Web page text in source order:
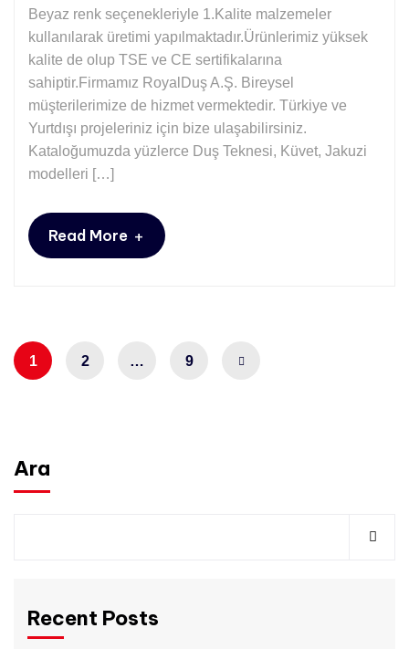
Beyaz renk seçenekleriyle 1.Kalite malzemeler
kullanılarak üretimi yapılmaktadır.Ürünlerimiz yüksek
kalite de olup TSE ve CE sertifikalarına
sahiptir.Firmamız RoyalDuş A.Ş. Bireysel
müşterilerimize de hizmet vermektedir. Türkiye ve
Yurtdışı projeleriniz için bize ulaşabilirsiniz.
Kataloğumuzda yüzlerce Duş Teknesi, Küvet, Jakuzi
modelleri […]
Read More +
1 2 … 9
Ara
Recent Posts